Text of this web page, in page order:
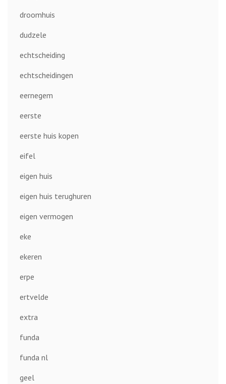
droomhuis
dudzele
echtscheiding
echtscheidingen
eernegem
eerste
eerste huis kopen
eifel
eigen huis
eigen huis terughuren
eigen vermogen
eke
ekeren
erpe
ertvelde
extra
funda
funda nl
geel